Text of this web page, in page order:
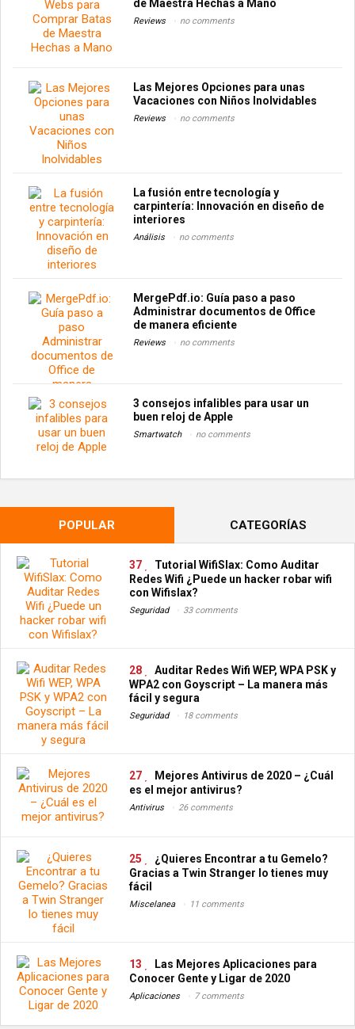
de Maestra Hechas a Mano
Reviews no comments
Las Mejores Opciones para unas
Vacaciones con Niños Inolvidables
Reviews no comments
La fusión entre tecnología y
carpintería: Innovación en diseño de
interiores
Análisis no comments
MergePdf.io: Guía paso a paso
Administrar documentos de Office
de manera eficiente
Reviews no comments
3 consejos infalibles para usar un
buen reloj de Apple
Smartwatch no comments
POPULAR CATEGORÍAS
37
Tutorial WifiSlax: Como Auditar
Redes Wifi ¿Puede un hacker robar wifi
con Wifislax?
Seguridad 33 comments
28
Auditar Redes Wifi WEP, WPA PSK y
WPA2 con Goyscript – La manera más
fácil y segura
Seguridad 18 comments
27
Mejores Antivirus de 2020 – ¿Cuál
es el mejor antivirus?
Antivirus 26 comments
25
¿Quieres Encontrar a tu Gemelo?
Gracias a Twin Stranger lo tienes muy
fácil
Miscelanea 11 comments
13
Las Mejores Aplicaciones para
Conocer Gente y Ligar de 2020
Aplicaciones 7 comments